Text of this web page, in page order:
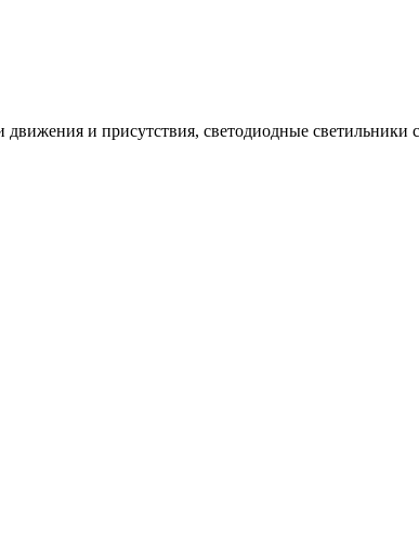
и присутствия, светодиодные светильники